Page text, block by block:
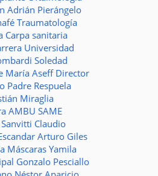
Adrián Pierángelo
Traumatología
Carpa sanitaria
Universidad
Soledad
María Aseff Director
Padre Respuela
Miraglia
AMBU SAME
Sanvitti Claudio
Arturo Giles
Máscaras Yamila
Gonzalo Pesciallo